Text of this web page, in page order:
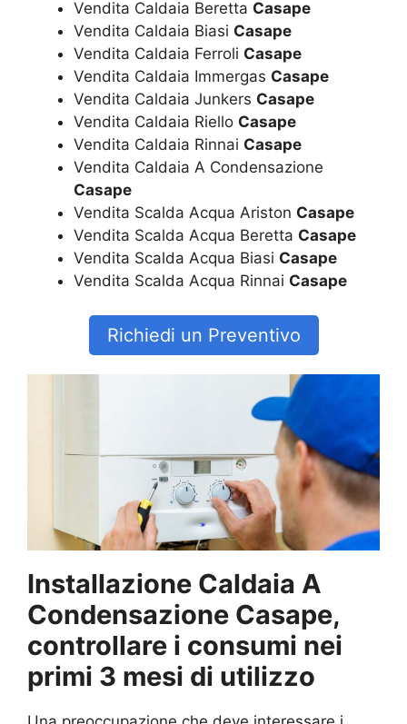
Vendita Caldaia Beretta Casape
Vendita Caldaia Biasi Casape
Vendita Caldaia Ferroli Casape
Vendita Caldaia Immergas Casape
Vendita Caldaia Junkers Casape
Vendita Caldaia Riello Casape
Vendita Caldaia Rinnai Casape
Vendita Caldaia A Condensazione
Casape
Vendita Scalda Acqua Ariston Casape
Vendita Scalda Acqua Beretta Casape
Vendita Scalda Acqua Biasi Casape
Vendita Scalda Acqua Rinnai Casape
Richiedi un Preventivo
Installazione Caldaia A
Condensazione Casape,
controllare i consumi nei
primi 3 mesi di utilizzo